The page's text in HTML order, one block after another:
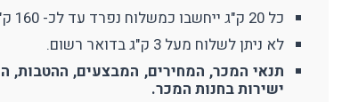
כל 20 ק"ג ייחשבו כמשלוח נפרד עד לכ- 160 ק"ג סה"כ (8 משלוחים). משלוח מעל 160 ק"ג יחשב כ-10 משלוחים (380 ₪).
לא ניתן לשלוח מעל 3 ק"ג בדואר רשום.
תנאי המכר, המחירים, המבצעים, ההטבות,
ישירות בחנות המכר.